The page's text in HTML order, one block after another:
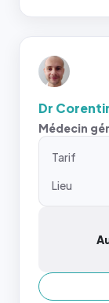
Dr
Médecin
Tarif
Lieu